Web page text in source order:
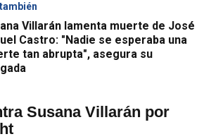
Villarán lamenta muerte de José
Castro: "Nadie se esperaba una
tan abrupta", asegura su
Susana Villarán por